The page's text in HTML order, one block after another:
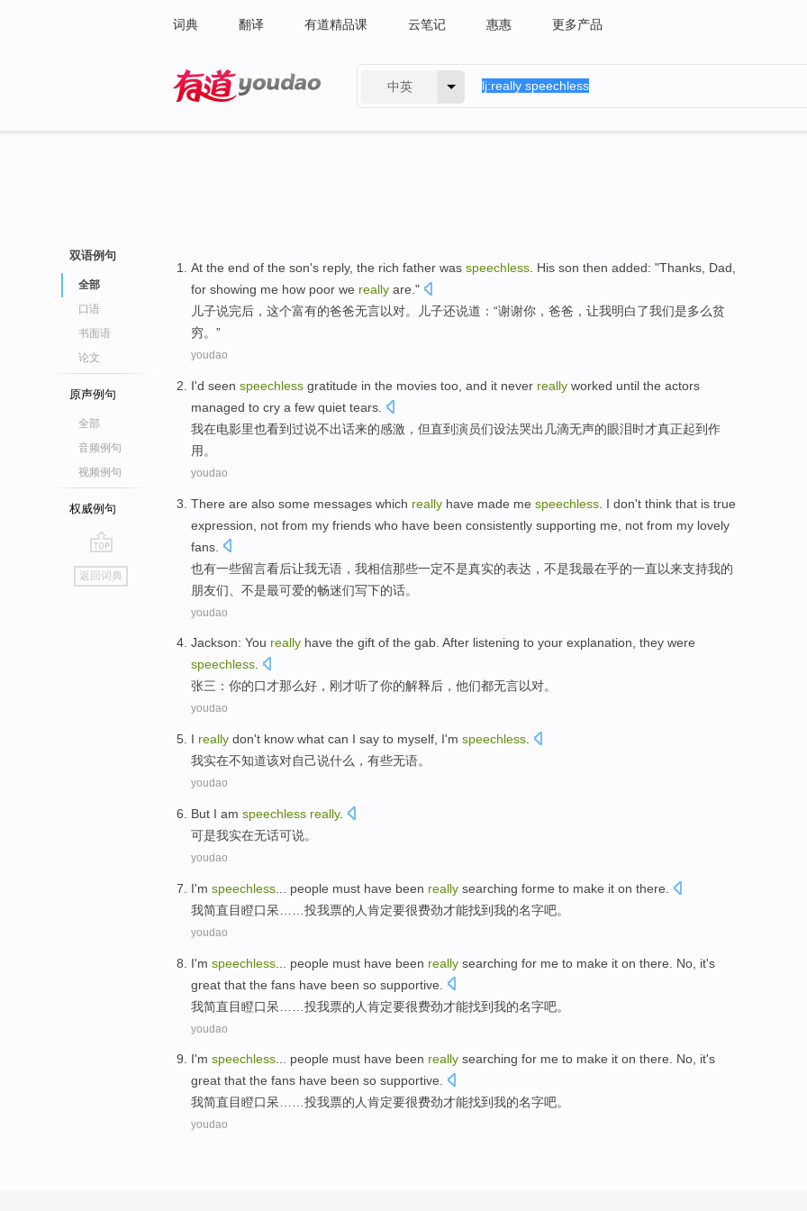
词典 翻译 有道精品课 云笔记 惠惠 更多产品
中英
双语例句
全部
口语
书面语
论文
原声例句
全部
音频例句
视频例句
权威例句
go
top
返回词典
At the end of the son's reply, the rich father was speechless . His son then added: "Thanks Dad
for showing me how poor we really are ."
儿子说完后， 这个富有的爸爸无言以对。儿子还说道 ：“谢谢你 ， 爸爸 ， 让我明白了我们是多么贫
穷。”
youdao
I'd seen speechless gratitude in the movies too , and it never really worked until the actors
managed to cry a few quiet tears
我在电影里也看到过说不出话来的感激 ， 但直到演员们设法哭出 几滴无声的眼泪时才真正起到作
用 。
youdao
There are also some messages which really have made me speechless I don't think that is true
expression
not from my friends who have been consistently supporting me , not from my lovely
fans
也有一些留言看后让我无语 ， 我相信那些一定不是真实的表达 ， 不是我最在乎的一直以来支持我的
朋友们 、不是最可爱的畅迷们写下的话。
youdao
Jackson: You really have the gift of the gab. After listening to your explanation, they were
speechless.
张三 ： 你的口才那么好，刚才听了你的解释后 ， 他们都无言以对。
youdao
I really don't know what can I say to myself I'm speechless
我实在不知道该对自己说什么 ，有些无语。
youdao
But I am speechless really.
可是我实在无话可说。
youdao
I'm speechless people must have been really searching forme to make it on there
我简直目瞪口呆……投我票的 人肯定要很费劲才能找到我的名字吧。
youdao
I'm speechless people must have been really searching for me to make it on there. No, it's
great that the fans have been so supportive.
我简直目瞪口呆……投我票的 人肯定要很费劲才能找到我的名字吧。
youdao
I'm speechless... people must have been really searching for me to make it on there. No, it's
great that the fans have been so supportive.
我简直目瞪口呆……投我票的人肯定要很费劲才能找到我的名字吧。
youdao